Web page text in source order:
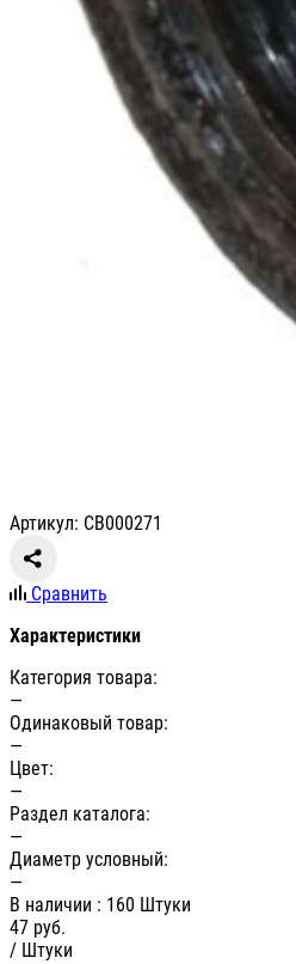
Артикул: CB000271
Сравнить
Характеристики
Категория товара:
—
Одинаковый товар:
—
Цвет:
—
Раздел каталога:
—
Диаметр условный:
—
В наличии : 160 Штуки
47 руб.
/ Штуки